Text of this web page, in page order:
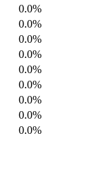
0.0%
0.0%
0.0%
0.0%
0.0%
0.0%
0.0%
0.0%
0.0%